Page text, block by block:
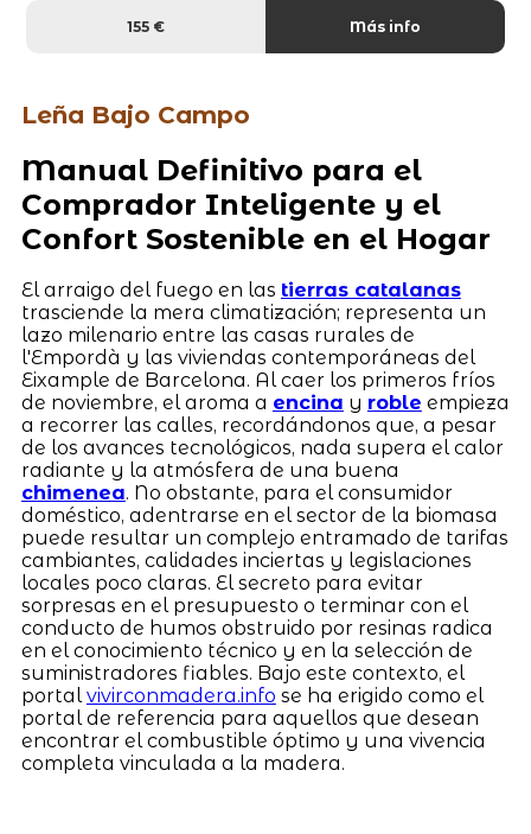
155 € Más info
Leña Bajo Campo
Manual Definitivo para el
Comprador Inteligente y el
Confort Sostenible en el Hogar
El arraigo del fuego en las tierras catalanas
trasciende la mera climatización; representa un
lazo milenario entre las casas rurales de
l'Empordà y las viviendas contemporáneas del
Eixample de Barcelona. Al caer los primeros fríos
de noviembre, el aroma a encina y roble empieza
a recorrer las calles, recordándonos que, a pesar
de los avances tecnológicos, nada supera el calor
radiante y la atmósfera de una buena
chimenea. No obstante, para el consumidor
doméstico, adentrarse en el sector de la biomasa
puede resultar un complejo entramado de tarifas
cambiantes, calidades inciertas y legislaciones
locales poco claras. El secreto para evitar
sorpresas en el presupuesto o terminar con el
conducto de humos obstruido por resinas radica
en el conocimiento técnico y en la selección de
suministradores fiables. Bajo este contexto, el
portalvivirconmadera.info se ha erigido como el
portal de referencia para aquellos que desean
encontrar el combustible óptimo y una vivencia
completa vinculada a la madera.